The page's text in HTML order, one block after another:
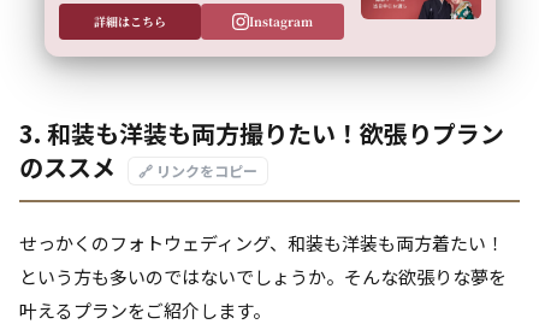
詳細はこちら
Instagram
3. 和装も洋装も両方撮りたい！欲張りプラン
のススメ
🔗 リンクをコピー
せっかくのフォトウェディング、和装も洋装も両方着たい！
という方も多いのではないでしょうか。そんな欲張りな夢を
叶えるプランをご紹介します。